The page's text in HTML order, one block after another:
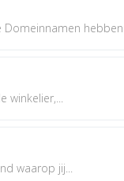
hebben...
waarop jij...